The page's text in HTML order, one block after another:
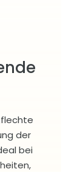
der
bei